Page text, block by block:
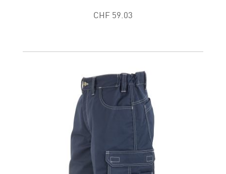
CHF 59.03